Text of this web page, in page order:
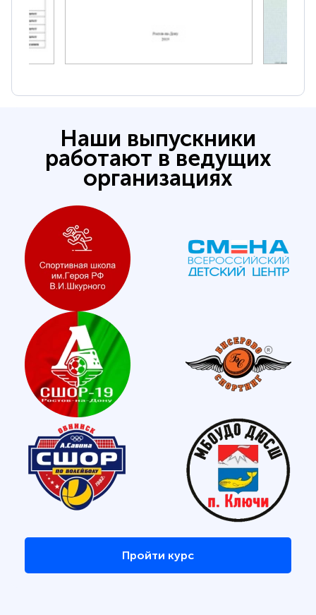
Наши выпускники
работают в ведущих
организациях
Пройти курс